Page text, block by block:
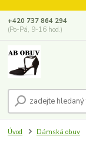
+420 737 864 294
(Po-Pá, 9-16 hod.)
Úvod Dámská obuv